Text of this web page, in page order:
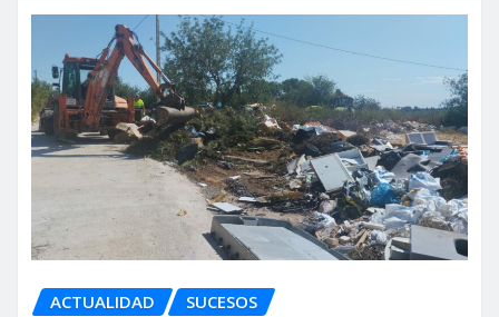
ACTUALIDAD SUCESOS